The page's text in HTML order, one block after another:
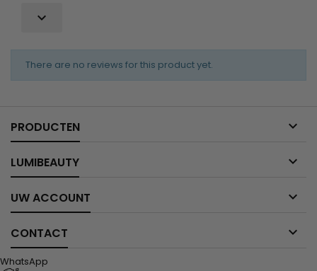

There are no reviews for this product yet.
PRODUCTEN 
LUMIBEAUTY 
UW ACCOUNT 
CONTACT 
WhatsApp